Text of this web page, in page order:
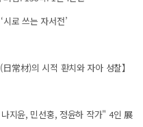
로 쓰는 자서전’
常材)의 시적 환치와 자아 성찰】
지윤, 민선홍, 정윤하 작가" 4인 展